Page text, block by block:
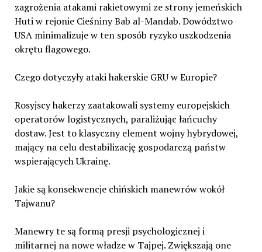
zagrożenia atakami rakietowymi ze strony jemeńskich
Huti w rejonie Cieśniny Bab al-Mandab. Dowództwo
USA minimalizuje w ten sposób ryzyko uszkodzenia
okrętu flagowego.
Czego dotyczyły ataki hakerskie GRU w Europie?
Rosyjscy hakerzy zaatakowali systemy europejskich
operatorów logistycznych, paraliżując łańcuchy
dostaw. Jest to klasyczny element wojny hybrydowej,
mający na celu destabilizację gospodarczą państw
wspierających Ukrainę.
Jakie są konsekwencje chińskich manewrów wokół
Tajwanu?
Manewry te są formą presji psychologicznej i
militarnej na nowe władze w Tajpej. Zwiększają one